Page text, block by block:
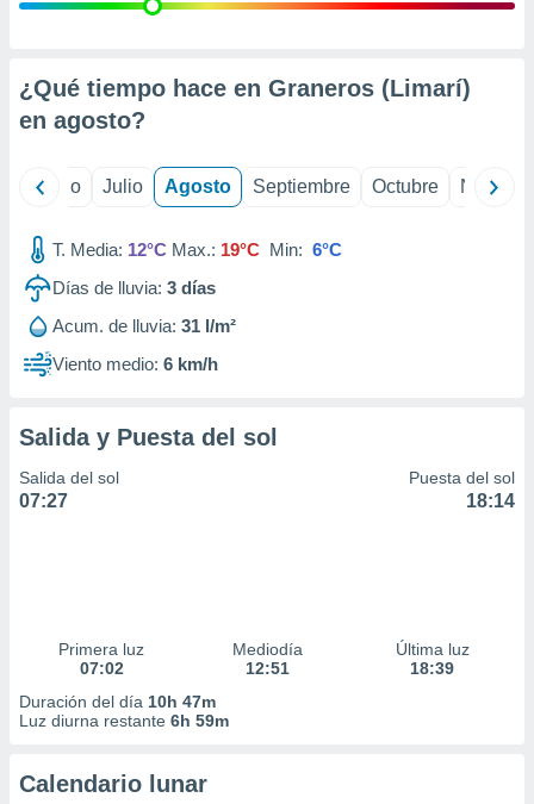
e
mediante
de
1199
¿Qué tiempo hace en Graneros (Limarí)
en agosto?
Junio Julio Agosto Septiembre Octubre
T. Media: 12°C Max.: 19°C Min: 6°C
Días de lluvia: 3 días
Acum. de lluvia: 31 l/m²
Viento medio: 6 km/h
Salida y Puesta del sol
Salida del sol
07:27
Puesta del sol
18:14
Primera luz
07:02
Mediodía
12:51
Última luz
18:39
Duración del día 10h 47m
Luz diurna restante 6h 59m
Calendario lunar